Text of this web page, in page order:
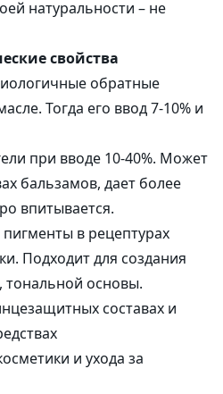
натуральности – не
свойства
обратные
Тогда его ввод 7-10% и
при вводе 10-40%. Может
бальзамов, дает более
впитывается.
в рецептурах
Подходит для создания
тональной основы.
составах и
и ухода за